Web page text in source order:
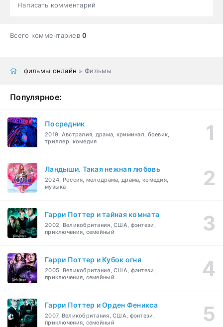
Написать комментарий
Всего комментариев0
фильмы онлайн » Фильмы
Популярное:
Посредник
2019, Австралия, драма, криминал, боевик,
триллер, комедия
Ландыши. Такая нежная любовь
2024, Россия, мелодрама, драма, комедия,
музыка
Гарри Поттер и тайная комната
2002, Великобритания, США, фэнтези,
приключения, семейный
Гарри Поттер и Кубок огня
2005, Великобритания, США, фэнтези,
приключения, семейный
Гарри Поттер и Орден Феникса
2007, Великобритания, США, фэнтези,
приключения, семейный